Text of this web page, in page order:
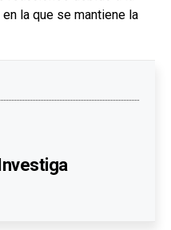
la que se mantiene la